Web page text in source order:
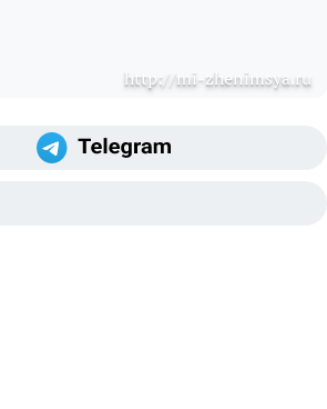
http://mi-zhenimsya.ru